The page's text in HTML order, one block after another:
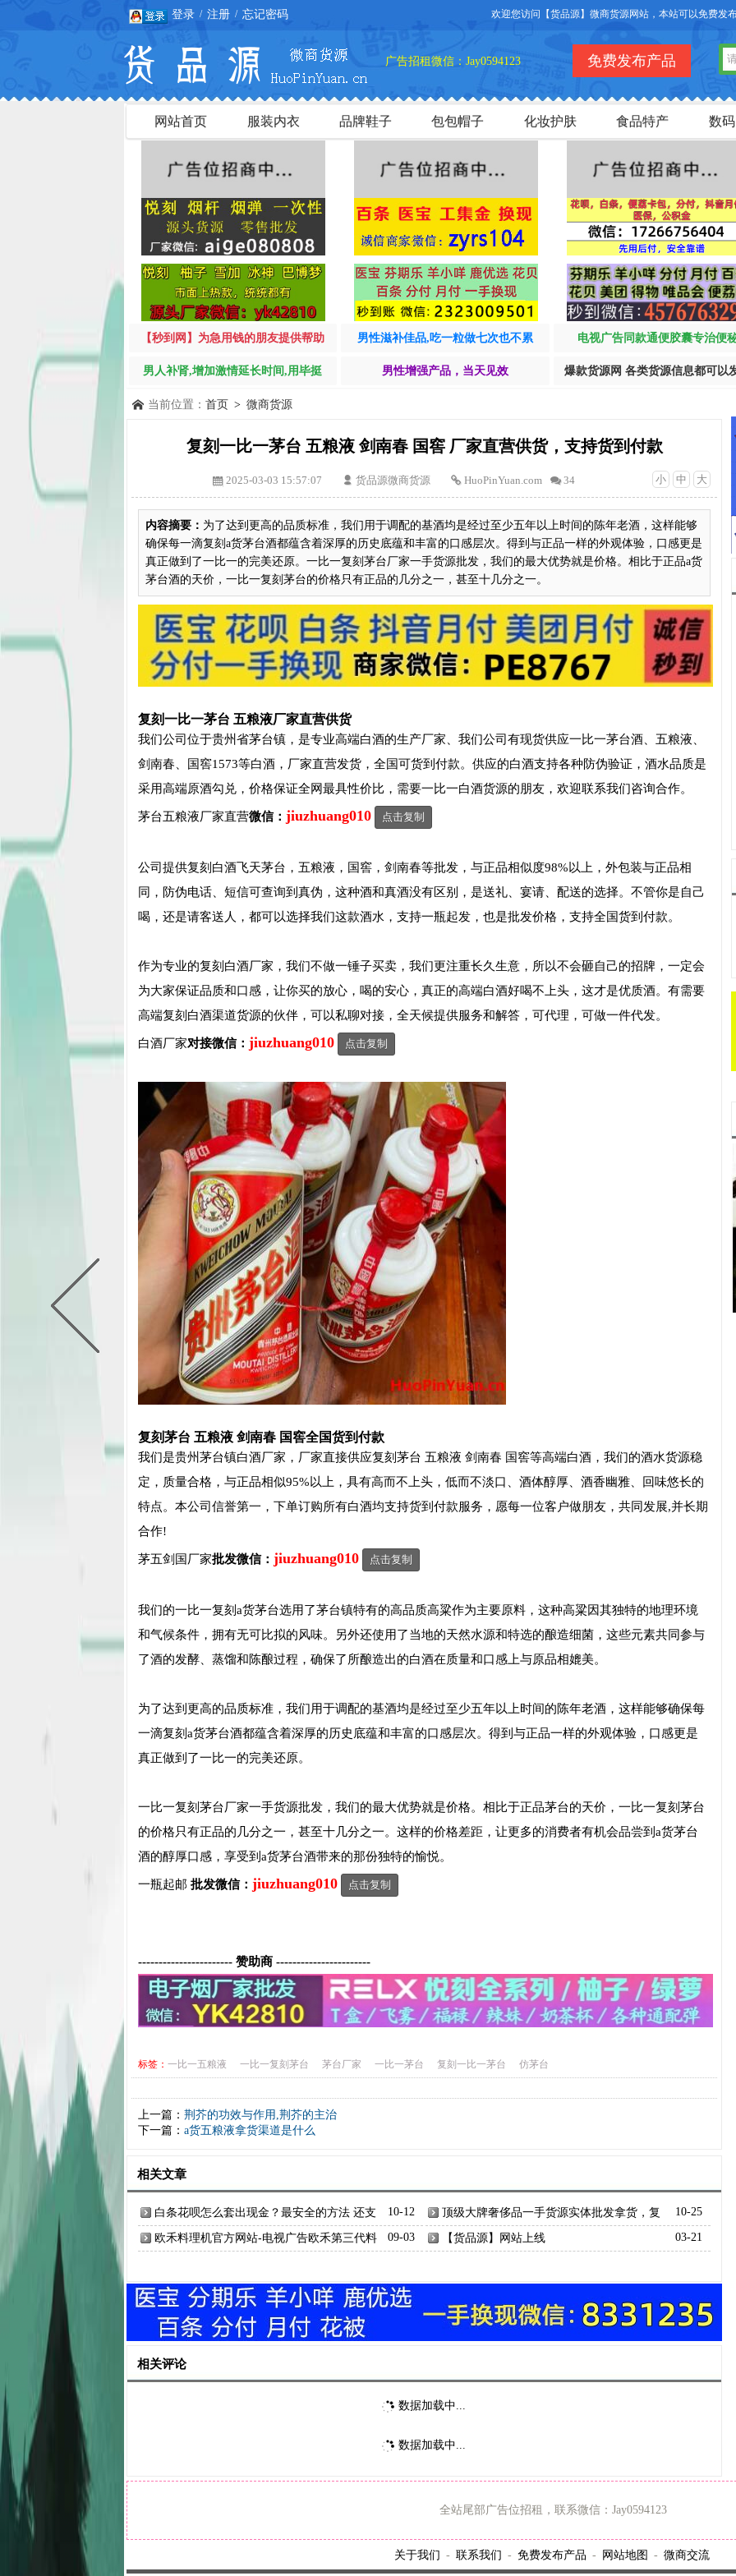
登录 / 注册 / 忘记密码 欢迎您访问【货品源】微商货源网站，本站可以免费发布微
广告招租微信：Jay0594123 免费发布产品
网站首页 服装内衣 品牌鞋子 包包帽子 化妆护肤 食品特产 数
【秒到网】为急用钱的朋友提供帮助 男性滋补佳品,吃一粒做七次也不累 电视广告同款通便胶囊专治便
男人补肾,增加激情延长时间,用毕挺 男性增强产品，当天见效 爆款货源网 各类货源信息都可以
当前位置： 首页 > 微商货源
复刻一比一茅台 五粮液 剑南春 国窖 厂家直营供货，支持货到付款
小 中 大
2025-03-03 15:57:07 货品源微商货源 HuoPinYuan.com 34
内容摘要： 为了达到更高的品质标准，我们用于调配的基酒均是经过至少五年以上时间的陈年老酒，这样能够
确保每一滴复刻a货茅台酒都蕴含着深厚的历史底蕴和丰富的口感层次。得到与正品一样的外观体验，口感更是
真正做到了一比一的完美还原。​​一比一复刻茅台厂家一手货源批发，我们的最大优势就是价格。相比于正品a货
茅台酒的天价，一比一复刻茅台的价格只有正品的几分之一，甚至十几分之一。
复刻一比一茅台 五粮液厂家直营供货
我们公司位于贵州省茅台镇，是专业高端白酒的生产厂家、我们公司有现货供应一比一茅台酒、五粮液、
剑南春、国窖1573等白酒，厂家直营发货，全国可货到付款。供应的白酒支持各种防伪验证，酒水品质是
采用高端原酒勾兑，价格保证全网最具性价比，需要一比一白酒货源的朋友，欢迎联系我们咨询合作。
茅台五粮液厂家直营微信： jiuzhuang010 点击复制
公司提供复刻白酒飞天茅台，五粮液，国窖，剑南春等批发，与正品相似度98%以上，外包装与正品相
同，防伪电话、短信可查询到真伪，这种酒和真酒没有区别，是送礼、宴请、配送的选择。不管你是自己
喝，还是请客送人，都可以选择我们这款酒水，支持一瓶起发，也是批发价格，支持全国货到付款。
作为专业的复刻白酒厂家，我们不做一锤子买卖，我们更注重长久生意，所以不会砸自己的招牌，一定会
为大家保证品质和口感，让你买的放心，喝的安心，真正的高端白酒好喝不上头，这才是优质酒。有需要
高端复刻白酒渠道货源的伙伴，可以私聊对接，全天候提供服务和解答，可代理，可做一件代发。
白酒厂家对接微信： jiuzhuang010 点击复制
复刻茅台 五粮液 剑南春 国窖全国货到付款
我们是贵州茅台镇白酒厂家，厂家直接供应复刻茅台 五粮液 剑南春 国窖等高端白酒，我们的酒水货源稳
定，质量合格，与正品相似95%以上，具有高而不上头，低而不淡口、酒体醇厚、酒香幽雅、回味悠长的
特点。本公司信誉第一，下单订购所有白酒均支持货到付款服务，愿每一位客户做朋友，共同发展,并长期
合作!
茅五剑国厂家批发微信： jiuzhuang010 点击复制
我们的一比一复刻a货茅台选用了茅台镇特有的高品质高粱作为主要原料，这种高粱因其独特的地理环境
和气候条件，拥有无可比拟的风味。另外还使用了当地的天然水源和特选的酿造细菌，这些元素共同参与
了酒的发酵、蒸馏和陈酿过程，确保了所酿造出的白酒在质量和口感上与原品相媲美。
为了达到更高的品质标准，我们用于调配的基酒均是经过至少五年以上时间的陈年老酒，这样能够确保每
一滴复刻a货茅台酒都蕴含着深厚的历史底蕴和丰富的口感层次。得到与正品一样的外观体验，口感更是
真正做到了一比一的完美还原。
一比一复刻茅台厂家一手货源批发，我们的最大优势就是价格。相比于正品茅台的天价，一比一复刻茅台
的价格只有正品的几分之一，甚至十几分之一。这样的价格差距，让更多的消费者有机会品尝到a货茅台
酒的醇厚口感，享受到a货茅台酒带来的那份独特的愉悦。
一瓶起邮 批发微信： jiuzhuang010 点击复制
----------------------- 赞助商 -----------------------
标签： 一比一五粮液 一比一复刻茅台 茅台厂家 一比一茅台 复刻一比一茅台 仿茅台
上一篇： 荆芥的功效与作用,荆芥的主治
下一篇： a货五粮液拿货渠道是什么
相关文章
10-12
白条花呗怎么套出现金？最安全的方法 还支
持分付 羊小咩 分期乐
10-25
顶级大牌奢侈品一手货源实体批发拿货，复
刻奢侈品微商代理一件代发
09-03
欧禾料理机官方网站-电视广告欧禾第三代料 03-21
【货品源】网站上线
相关评论
数据加载中...
数据加载中...
全站尾部广告位招租，联系微信：Jay0594123
关于我们 - 联系我们 - 免费发布产品 - 网站地图 - 微商交流